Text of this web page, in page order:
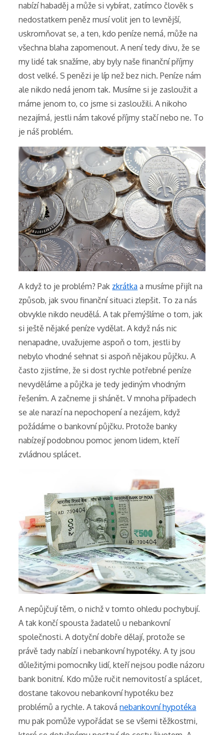
nabízí habaděj a může si vybírat, zatímco člověk s
nedostatkem peněz musí volit jen to levnější,
uskromňovat se, a ten, kdo peníze nemá, může na
všechna blaha zapomenout. A není tedy divu, že se
my lidé tak snažíme, aby byly naše finanční příjmy
dost velké. S penězi je líp než bez nich.Peníze nám
ale nikdo nedá jenom tak. Musíme si je zasloužit a
máme jenom to, co jsme si zasloužili. A nikoho
nezajímá, jestli nám takové příjmy stačí nebo ne. To
je náš problém.
A když to je problém? Pak zkrátka a musíme přijít na
způsob, jak svou finanční situaci zlepšit. To za nás
obvykle nikdo neudělá.A tak přemýšlíme o tom, jak
si ještě nějaké peníze vydělat. A když nás nic
nenapadne, uvažujeme aspoň o tom, jestli by
nebylo vhodné sehnat si aspoň nějakou půjčku. A
často zjistíme, že si dost rychle potřebné peníze
nevyděláme a půjčka je tedy jediným vhodným
řešením. A začneme ji shánět.V mnoha případech
se ale narazí na nepochopení a nezájem, když
požádáme o bankovní půjčku. Protože banky
nabízejí podobnou pomoc jenom lidem, kteří
zvládnou splácet.
A nepůjčují těm, o nichž v tomto ohledu pochybují.
A tak končí spousta žadatelů u nebankovní
společnosti. A dotyční dobře dělají, protože se
právě tady nabízí i nebankovní hypotéky. A ty jsou
důležitými pomocníky lidí, kteří nejsou podle názoru
bank bonitní. Kdo může ručit nemovitostí a splácet,
dostane takovou nebankovní hypotéku bez
problémů a rychle. A takovánebankovní hypotéka
mu pak pomůže vypořádat se se všemi těžkostmi,